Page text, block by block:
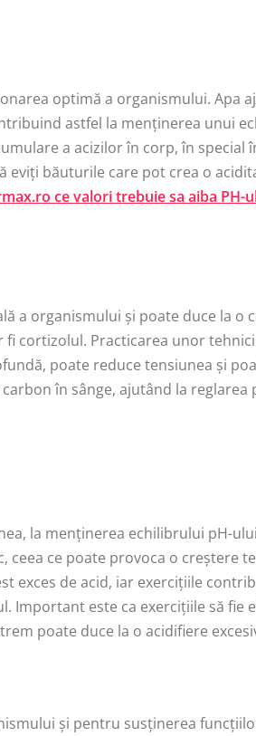
optimă a organismului. Apa
astfel la menținerea unui
a acizilor în corp, în special
eviți băuturile care pot crea o
ce valori trebuie sa aiba PH-
a organismului și poate duce la o
cortizolul. Practicarea unor
poate reduce tensiunea și
în sânge, ajutând la reglarea
la menținerea echilibrului pH-
ce poate provoca o creștere
exces de acid, iar exercițiile
Important este ca exercițiile să fie
poate duce la o acidifiere
și pentru susținerea